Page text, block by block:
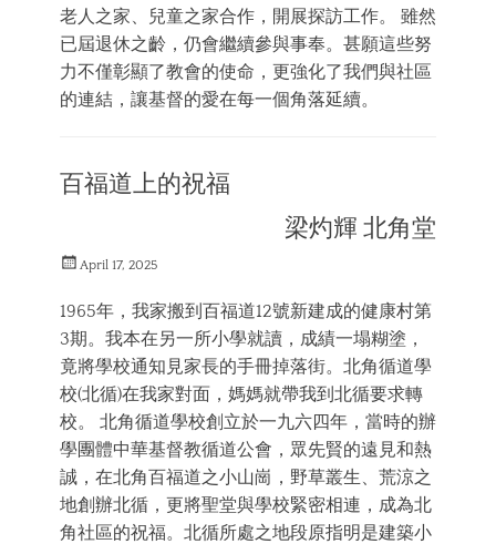
老人之家、兒童之家合作，開展探訪工作。 雖然
已屆退休之齡，仍會繼續參與事奉。甚願這些努
力不僅彰顯了教會的使命，更強化了我們與社區
的連結，讓基督的愛在每一個角落延續。
結
會
百福道上的祝福
梁灼輝 北角堂
PostedApril 17, 2025
1965年，我家搬到百福道12號新建成的健康村第
3期。我本在另一所小學就讀，成績一塌糊塗，
竟將學校通知見家長的手冊掉落街。北角循道學
校(北循)在我家對面，媽媽就帶我到北循要求轉
校。 北角循道學校創立於一九六四年，當時的辦
學團體中華基督教循道公會，眾先賢的遠見和熱
誠，在北角百福道之小山崗，野草叢生、荒涼之
地創辦北循，更將聖堂與學校緊密相連，成為北
角社區的祝福。北循所處之地段原指明是建築小